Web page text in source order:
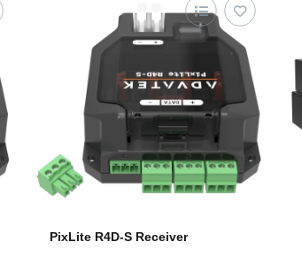
PixLite R4D-S Receiver